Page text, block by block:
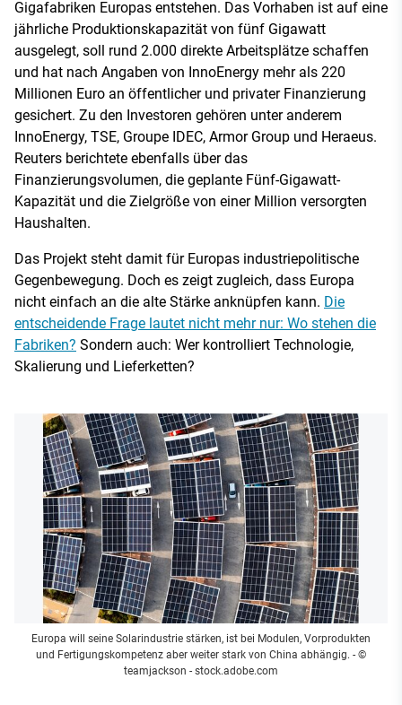
Gigafabriken Europas entstehen. Das Vorhaben ist auf eine
jährliche Produktionskapazität von fünf Gigawatt
ausgelegt, soll rund 2.000 direkte Arbeitsplätze schaffen
und hat nach Angaben von InnoEnergy mehr als 220
Millionen Euro an öffentlicher und privater Finanzierung
gesichert. Zu den Investoren gehören unter anderem
InnoEnergy, TSE, Groupe IDEC, Armor Group und Heraeus.
Reuters berichtete ebenfalls über das
Finanzierungsvolumen, die geplante Fünf-Gigawatt-
Kapazität und die Zielgröße von einer Million versorgten
Haushalten.
Das Projekt steht damit für Europas industriepolitische
Gegenbewegung. Doch es zeigt zugleich, dass Europa
nicht einfach an die alte Stärke anknüpfen kann. Die
entscheidende Frage lautet nicht mehr nur: Wo stehen die
Fabriken? Sondern auch: Wer kontrolliert Technologie,
Skalierung und Lieferketten?
Europa will seine Solarindustrie stärken, ist bei Modulen, Vorprodukten
und Fertigungskompetenz aber weiter stark von China abhängig. - ©
teamjackson - stock.adobe.com